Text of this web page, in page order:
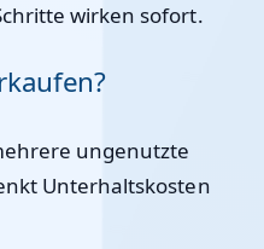
wirken sofort.
ungenutzte
Unterhaltskosten